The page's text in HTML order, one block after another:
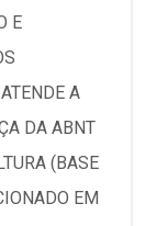
E
A
DA ABNT
(BASE
EM